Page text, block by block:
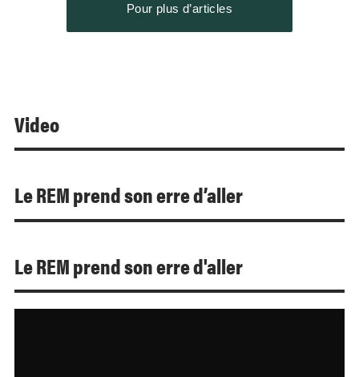
Pour plus d’articles
Video
Le REM prend son erre d’aller
Le REM prend son erre d'aller